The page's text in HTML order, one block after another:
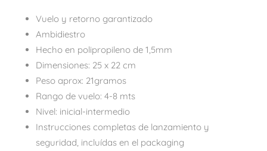
Vuelo y retorno garantizado
Ambidiestro
Hecho en polipropileno de 1,5mm
Dimensiones: 25 x 22 cm
Peso aprox: 21gramos
Rango de vuelo: 4-8 mts
Nivel: inicial-intermedio
Instrucciones completas de lanzamiento y
seguridad, incluídas en el packaging